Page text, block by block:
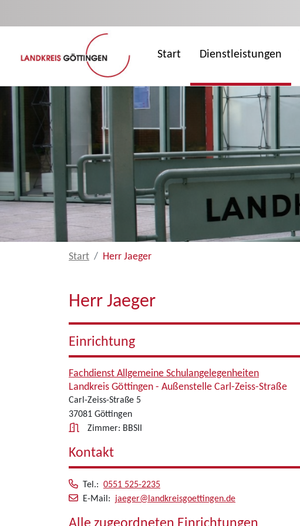
Start Dienstleistungen
Start Herr Jaeger
Herr Jaeger
Einrichtung
Fachdienst Allgemeine Schulangelegenheiten
Landkreis Göttingen - Außenstelle Carl-Zeiss-Straße
Carl-Zeiss-Straße 5
37081 Göttingen
Zimmer: BBSII
Kontakt
Tel.: 0551 525-2235
E-Mail: jaeger@landkreisgoettingen.de